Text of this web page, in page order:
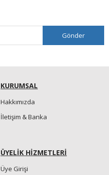
Gönder
KURUMSAL
Hakkımızda
İletişim & Banka
ÜYELİK HİZMETLERİ
Üye Girişi